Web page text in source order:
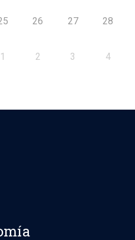
26 27 28
1 2 3 4